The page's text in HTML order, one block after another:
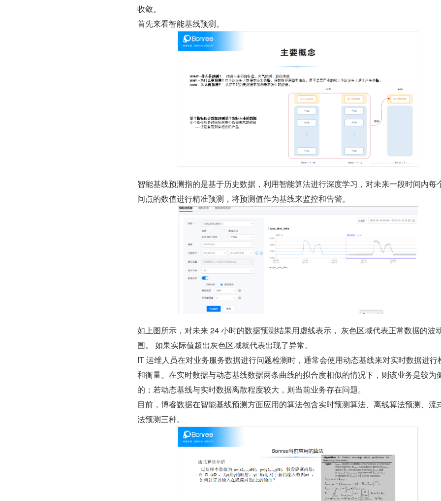
收敛。
首先来看智能基线预测。
智能基线预测指的是基于历史数据，利用智能算法进行深度学习，对未来一段时间内每
间点的数值进行精准预测，将预测值作为基线来监控和告警。
如上图所示，对未来 24 小时的数据预测结果用虚线表示， 灰色区域代表正常数据的波
围。 如果实际值超出灰色区域就代表出现了异常。
IT 运维人员在对业务服务数据进行问题检测时，通常会使用动态基线来对实时数据进行
和衡量。在实时数据与动态基线数据两条曲线的拟合度相似的情况下，则该业务是较为
的；若动态基线与实时数据离散程度较大，则当前业务存在问题。
目前，博睿数据在智能基线预测方面应用的算法包含实时预测算法、离线算法预测、流
法预测三种。